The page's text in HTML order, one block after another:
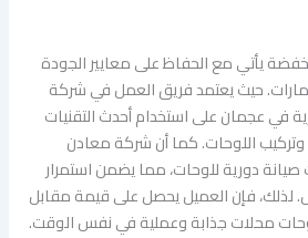
يأتي مع الحفاظ على معايير الجودة
حيث يعتمد فريق العمل في شركة
في عجمان على استخدام أحدث التقنيات
وتركيب اللوحات. كما أن شركة معادن
صيانة دورية للوحات، مما يضمن استمرار
لذلك، فإن العميل يحصل على قيمة مقابل
محلات جذابة وعملية في نفس الوقت.